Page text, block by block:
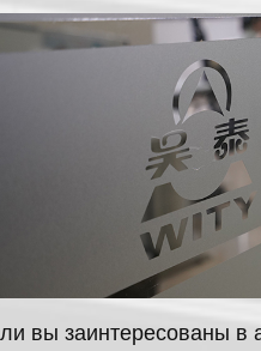
вы заинтересованы в